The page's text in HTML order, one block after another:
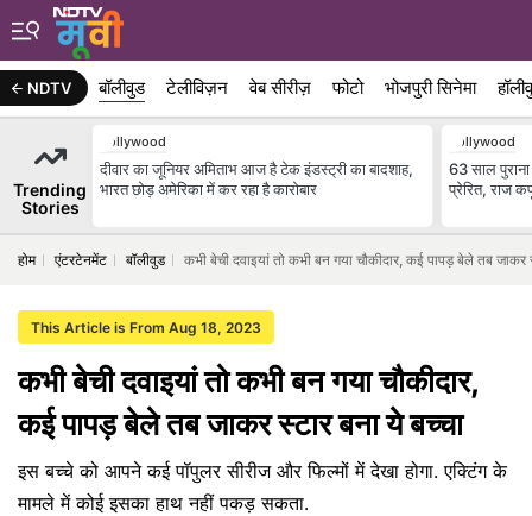
NDTV बॉलीवुड टेलीविज़न वेब सीरीज़ फोटो भोजपुरी सिनेमा
Trending
Stories
Bollywood
दीवार का जूनियर अमिताभ आज है टेक इंडस्ट्री का बादशाह,
भारत छोड़ अमेरिका में कर रहा है कारोबार
Bollywood
63 साल पुराना
प्रेरित, राज
होम एंटरटेनमेंट बॉलीवुड कभी बेची दवाइयां तो कभी बन गया चौकीदार, कई पापड़ बेले तब जाकर
This Article is From Aug 18, 2023
कभी बेची दवाइयां तो कभी बन गया चौकीदार,
कई पापड़ बेले तब जाकर स्टार बना ये बच्चा
इस बच्चे को आपने कई पॉपुलर सीरीज और फिल्मों में देखा होगा. एक्टिंग के
मामले में कोई इसका हाथ नहीं पकड़ सकता.